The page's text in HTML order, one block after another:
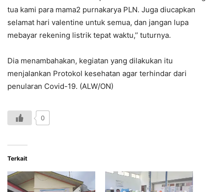
tua kami para mama2 purnakarya PLN. Juga diucapkan
selamat hari valentine untuk semua, dan jangan lupa
mebayar rekening listrik tepat waktu,’’ tuturnya.
Dia menambahakan, kegiatan yang dilakukan itu
menjalankan Protokol kesehatan agar terhindar dari
penularan Covid-19. (ALW/ON)
0
Terkait